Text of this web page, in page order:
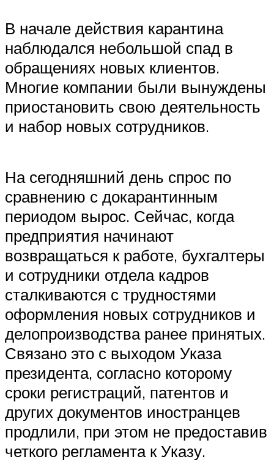
В начале действия карантина
наблюдался небольшой спад в
обращениях новых клиентов.
Многие компании были вынуждены
приостановить свою деятельность
и набор новых сотрудников.
На сегодняшний день спрос по
сравнению с докарантинным
периодом вырос. Сейчас, когда
предприятия начинают
возвращаться к работе, бухгалтеры
и сотрудники отдела кадров
сталкиваются с трудностями
оформления новых сотрудников и
делопроизводства ранее принятых.
Связано это с выходом Указа
президента, согласно которому
сроки регистраций, патентов и
других документов иностранцев
продлили, при этом не предоставив
четкого регламента к Указу.